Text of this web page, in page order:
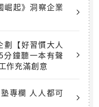
起》洞察企業
【好習慣大人
鐘聽一本有聲
作充滿創意
專欄 人人都可